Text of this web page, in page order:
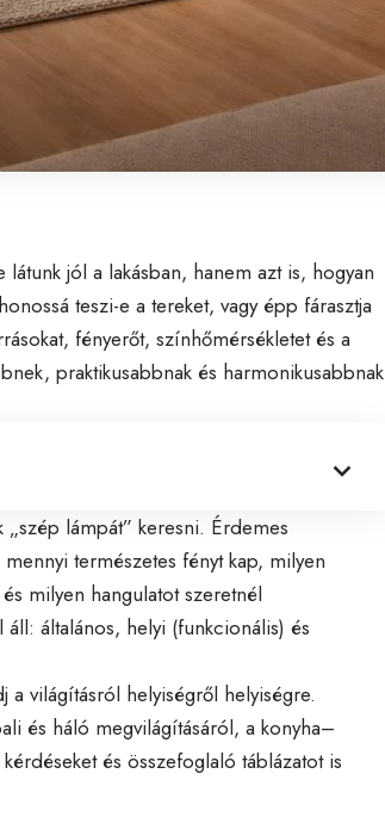
jól a lakásban, hanem azt is, hogyan
teszi-e a tereket, vagy épp fárasztja
fényerőt, színhőmérsékletet és a
praktikusabbnak és harmonikusabbnak
lámpát” keresni. Érdemes
természetes fényt kap, milyen
milyen hangulatot szeretnél
általános, helyi (funkcionális) és
világításról helyiségről helyiségre.
és háló megvilágításáról, a konyha–
és összefoglaló táblázatot is